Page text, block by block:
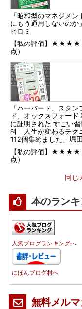
「昭和型のマネジメン
にもう通用しないのか
ヒロミ
【私の評価】
点）
「ハーバード、スタン
ド、オックスフォード
に証明された すごい
科 人生が変わるテク
112個集めました」堀
【私の評価】
点）
同じ
本のラン
人気ブログランキングへ
にほんブログ村へ
無料メル